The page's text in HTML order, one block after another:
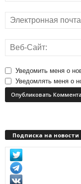
Уведомить меня о
Уведомлять меня о
Подписка на новости